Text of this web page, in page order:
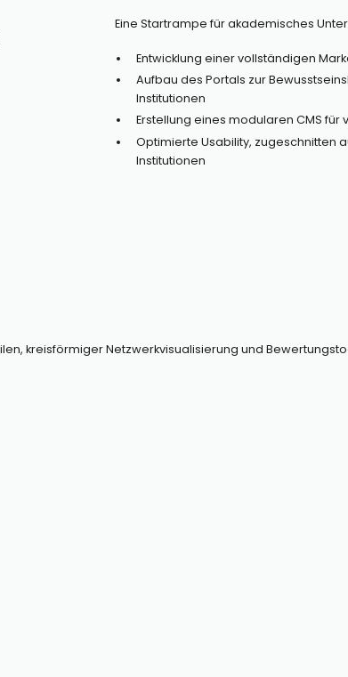
Eine Startrampe für akademisches
Entwicklung einer vollständigen
Aufbau des Portals zur
Institutionen
Erstellung eines modularen CMS
Optimierte Usability, zugeschnitten
Institutionen